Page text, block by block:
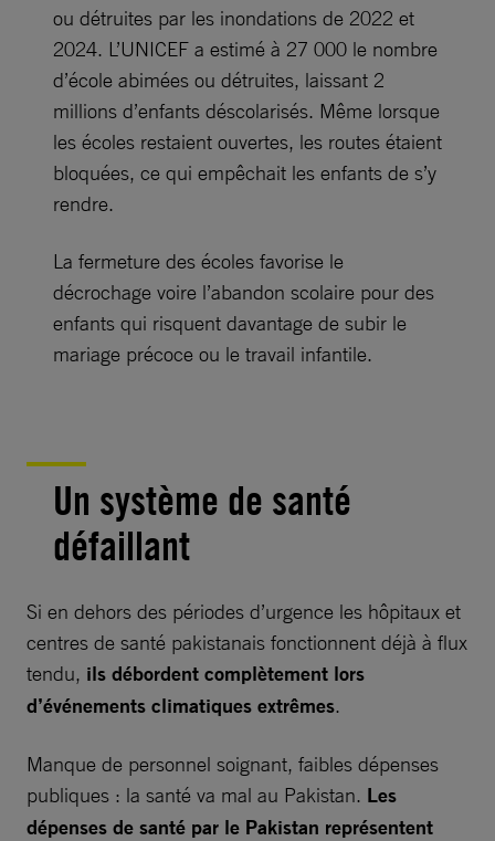
ou détruites par les inondations de 2022 et
2024. L’UNICEF a estimé à 27 000 le nombre
d’école abimées ou détruites, laissant 2
millions d’enfants déscolarisés. Même lorsque
les écoles restaient ouvertes, les routes étaient
bloquées, ce qui empêchait les enfants de s’y
rendre.
La fermeture des écoles favorise le
décrochage voire l’abandon scolaire pour des
enfants qui risquent davantage de subir le
mariage précoce ou le travail infantile.
Un système de santé
défaillant
Si en dehors des périodes d’urgence les hôpitaux et
centres de santé pakistanais fonctionnent déjà à flux
tendu, ils débordent complètement lors
d’événements climatiques extrêmes.
Manque de personnel soignant, faibles dépenses
publiques : la santé va mal au Pakistan. Les
dépenses de santé par le Pakistan représentent